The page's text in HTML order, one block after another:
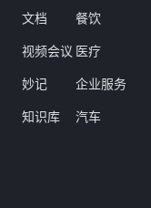
文档
视频会议
妙记
知识库
餐饮
医疗
企业服务
汽车